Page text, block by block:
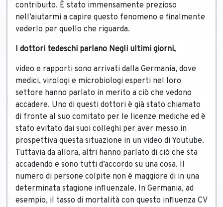
contribuito. È stato immensamente prezioso
nell’aiutarmi a capire questo fenomeno e finalmente
vederlo per quello che riguarda.
I dottori tedeschi parlano Negli ultimi giorni,
video e rapporti sono arrivati ​​dalla Germania, dove
medici, virologi e microbiologi esperti nel loro
settore hanno parlato in merito a ciò che vedono
accadere. Uno di questi dottori è già stato chiamato
di fronte al suo comitato per le licenze mediche ed è
stato evitato dai suoi colleghi per aver messo in
prospettiva questa situazione in un video di Youtube.
Tuttavia da allora, altri hanno parlato di ciò che sta
accadendo e sono tutti d’accordo su una cosa. Il
numero di persone colpite non è maggiore di in una
determinata stagione influenzale. In Germania, ad
esempio, il tasso di mortalità con questo influenza CV